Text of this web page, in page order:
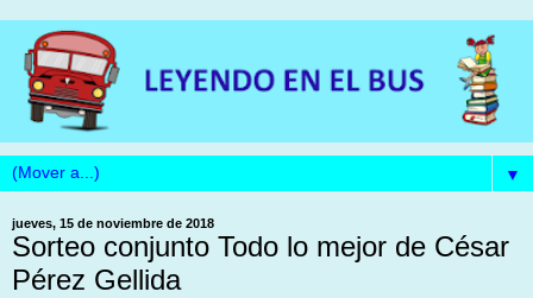
▼
jueves, 15 de noviembre de 2018
Sorteo conjunto Todo lo mejor de César
Pérez Gellida